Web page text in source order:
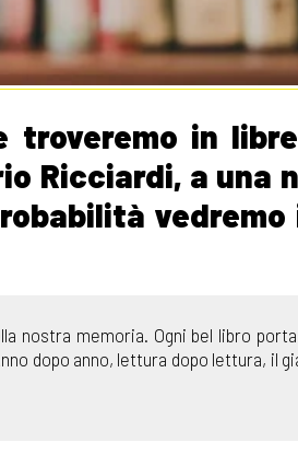
troveremo in
Ricciardi, a una
vedremo
nostra memoria. Ogni bel libro
dopo anno, lettura dopo lettura, il